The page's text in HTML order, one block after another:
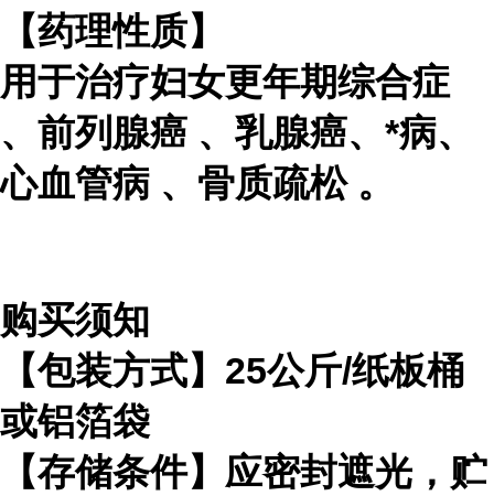
【药理性质】
用于治疗妇女更年期综合症
、 前列腺癌 、乳腺癌、*病、
心血管病 、 骨质疏松 。
购买须知
【包装方式】25公斤/纸板桶
或铝箔袋
【存储条件】应密封遮光，贮